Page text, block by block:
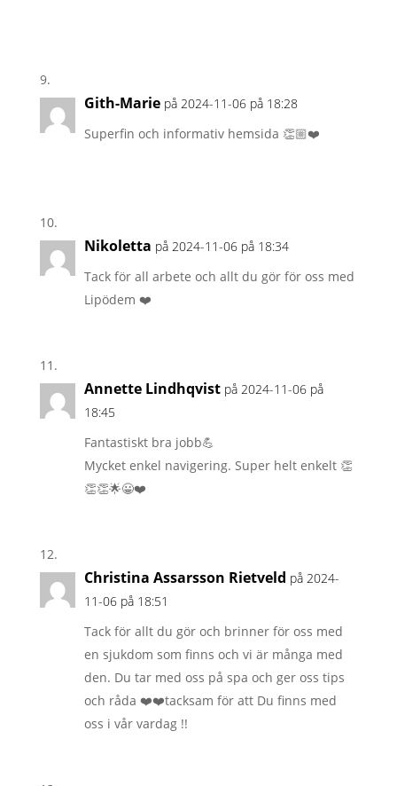
Gith-Marie på 2024-11-06 på 18:28
Superfin och informativ hemsida 👏🏼❤️
Nikoletta på 2024-11-06 på 18:34
Tack för all arbete och allt du gör för oss med
Lipödem ❤️
Annette Lindhqvist på 2024-11-06 på
18:45
Fantastiskt bra jobb💪
Mycket enkel navigering. Super helt enkelt 👏
👏👏🌟😀❤️
Christina Assarsson Rietveld på 2024-
11-06 på 18:51
Tack för allt du gör och brinner för oss med
en sjukdom som finns och vi är många med
den. Du tar med oss på spa och ger oss tips
och råda ❤️❤️tacksam för att Du finns med
oss i vår vardag !!